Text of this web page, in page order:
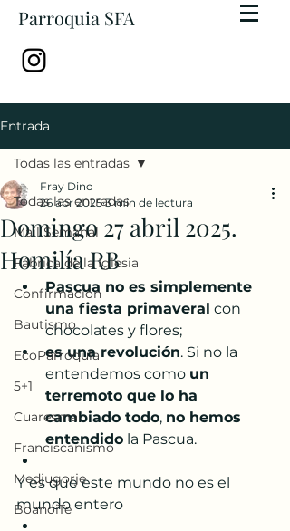
Parroquia SFA
Entrada
Todas las entradas
Mail Semanal
Fábrica de la Iglesia
Confirmación
Bautismo
EcoParroquia
5+1
Cuaresma
Franciscanismo
Medjugorje
BoanoiTe
Todas las entradas
Domingo 27 abril 2025.
Homilía RB
Fray Dino
26 abr 2025 3 min de lectura
Pascua no es simplemente
una fiesta primaveral con
chocolates y flores;
es una revolución. Si no la
entendemos como un
terremoto que lo ha
cambiado todo, no hemos
entendido la Pascua.
Y es que este mundo no es el
mundo entero